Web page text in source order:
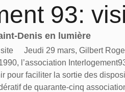
93:
Denis en lumière
Jeudi 29 mars, Gilbert
l’association
pour faciliter la sortie des
de quarante-cinq